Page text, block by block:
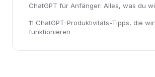
ChatGPT für Anfänger: Alles, was du
11 ChatGPT-Produktivitäts-Tipps, die
funktionieren